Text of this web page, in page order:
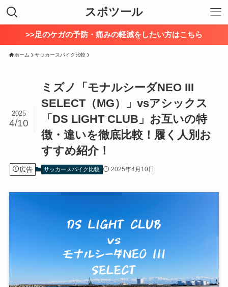
スポツール
>>足のケガの予防・痛みの軽減をしたい方はこちら
ホーム サッカースパイク比較
ミズノ「モナルシーダNEO III
SELECT（MG）」vsアシックス
「DS LIGHT CLUB」お互いの特
徴・違いを徹底比較！履く人別お
すすめ紹介！
2025
4/10
広告 サッカースパイク比較 2025年4月10日